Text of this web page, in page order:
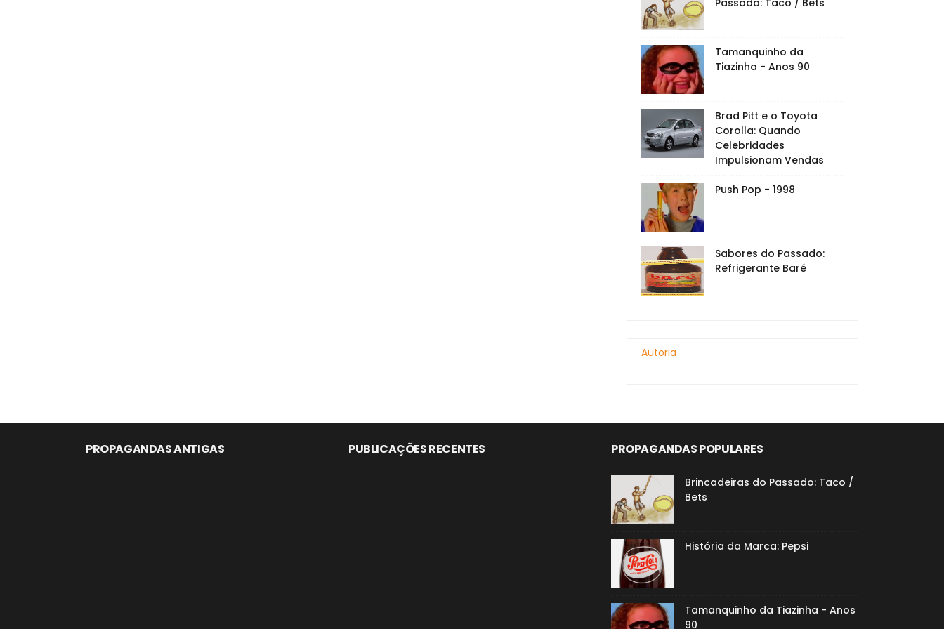
Passado: Taco / Bets
Tamanquinho da
Tiazinha - Anos 90
Brad Pitt e o Toyota
Corolla: Quando
Celebridades
Impulsionam Vendas
Push Pop - 1998
Sabores do Passado:
Refrigerante Baré
Autoria
PROPAGANDAS ANTIGAS PUBLICAÇÕES RECENTES PROPAGANDAS POPULARES
Brincadeiras do Passado: Taco /
Bets
História da Marca: Pepsi
Tamanquinho da Tiazinha - Anos
90